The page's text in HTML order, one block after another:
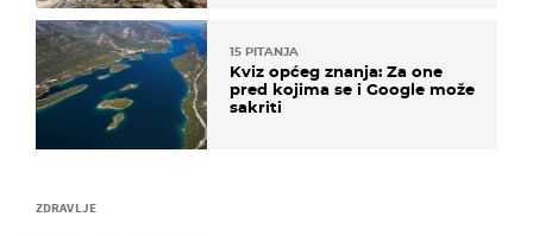
ZDRAVLJE
15 PITANJA
Kviz općeg znanja: Za one
pred kojima se i Google može
sakriti